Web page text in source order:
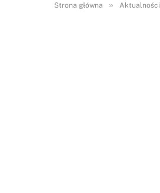
Strona główna » Aktualności